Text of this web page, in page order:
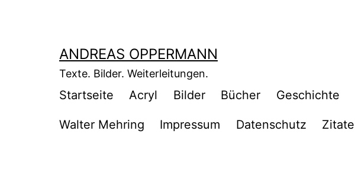
ANDREAS OPPERMANN
Texte. Bilder. Weiterleitungen.
Startseite Acryl Bilder Bücher Geschichte
Walter Mehring Impressum Datenschutz Zitate